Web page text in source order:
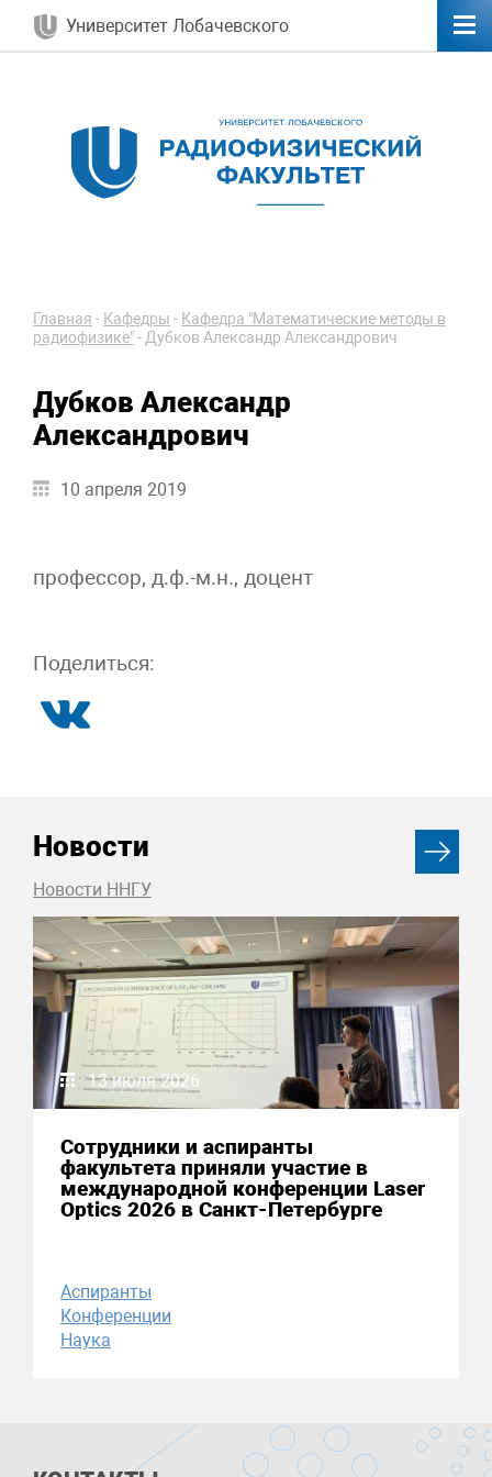
Университет Лобачевского
Главная - Кафедры - Кафедра "Математические методы в
радиофизике"-Дубков Александр Александрович
Дубков Александр
Александрович
10 апреля 2019
профессор, д.ф.-м.н., доцент
Поделиться:
Новости
Новости ННГУ
13 июля 2026
Сотрудники и аспиранты
факультета приняли участие в
международной конференции Laser
Optics 2026 в Санкт-Петербурге
Аспиранты
Конференции
Наука